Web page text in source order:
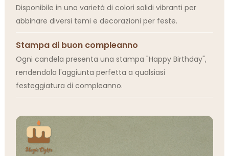
Disponibile in una varietà di colori solidi vibranti per
abbinare diversi temi e decorazioni per feste.
Stampa di buon compleanno
Ogni candela presenta una stampa "Happy Birthday",
rendendola l'aggiunta perfetta a qualsiasi
festeggiatura di compleanno.